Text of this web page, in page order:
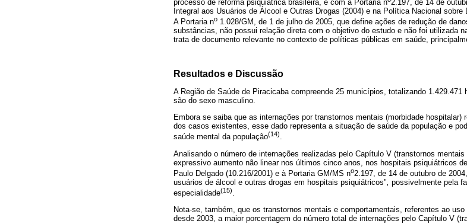
processo de reforma psiquiátrica brasileira, e com a Portaria n 2.197, de 14 de
Integral aos Usuários de Álcool e Outras Drogas (2004) e na Política Nacional
A Portaria no 1.028/GM, de 1 de julho de 2005, que define ações de redução de
substâncias, não possui relação direta com o objetivo do estudo e não foi utilizada
trata de documento relevante no contexto de políticas públicas em saúde,
Resultados e Discussão
A Região de Saúde de Piracicaba compreende 25 municípios, totalizando
são do sexo masculino.
Embora se saiba que as internações por transtornos mentais (morbidade hospitalar)
dos casos existentes, esse dado representa a situação de saúde da população e
saúde mental da população(14).
Analisando o número de internações realizadas pelo Capítulo V (transtornos
expressivo aumento não linear nos últimos cinco anos, nos hospitais psiquiátricos
Paulo Delgado (10.216/2001) e à Portaria GM/MS no2.197, de 14 de outubro de
usuários de álcool e outras drogas em hospitais psiquiátricos" possivelmente pela
especialidade(15).
Nota-se, também, que os transtornos mentais e comportamentais, referentes ao
desde 2003, a maior porcentagem do número total de internações pelo Capítulo V